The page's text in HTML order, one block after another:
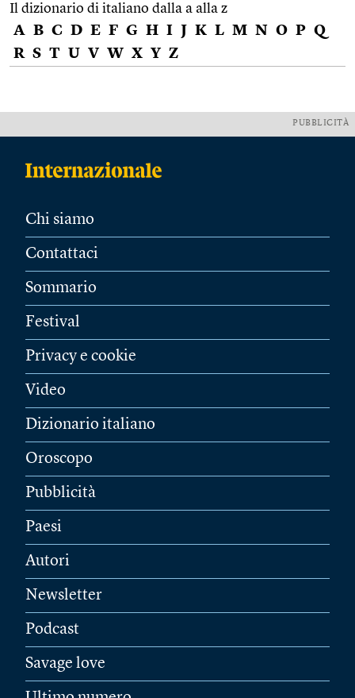
Il dizionario di italiano dalla a alla z
A B C D E F G H I J K L M N O P Q
R S T U V W X Y Z
PUBBLICITÀ
Chi siamo
Contattaci
Sommario
Festival
Privacy e cookie
Video
Dizionario italiano
Oroscopo
Pubblicità
Paesi
Autori
Newsletter
Podcast
Savage love